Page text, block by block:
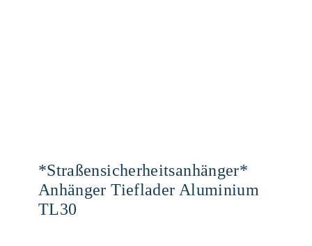
*Straßensicherheitsanhänger*
Anhänger Tieflader Aluminium
TL30